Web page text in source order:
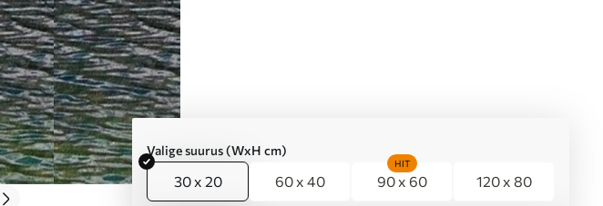
Valige suurus (WxH cm)
30 x 20 60 x 40 90 x 60
HIT
120 x 80